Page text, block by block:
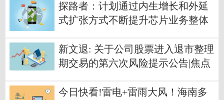
探路者：计划通过内生增长和外延
式扩张方式不断提升芯片业务整体
新文退: 关于公司股票进入退市整理
期交易的第六次风险提示公告|焦点
今日快看!雷电+雷雨大风！海南多